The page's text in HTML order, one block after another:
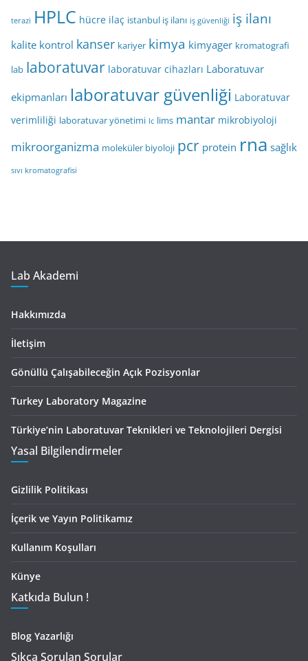
terazi HPLC hücre ilaç istanbul iş ilanı iş güvenliği iş ilanı
kalite kontrol kanser kariyer kimya kimyager kromatografi
lab laboratuvar laboratuvar cihazları Laboratuvar
ekipmanları laboratuvar güvenliği Laboratuvar
verimliliği laboratuvar yönetimi lc lims mantar mikrobiyoloji
mikroorganizma moleküler biyoloji pcr protein rna sağlık
sıvı kromatografisi
Lab Akademi
Hakkımızda
İletişim
Gönüllü Çalışabileceğin Açık Pozisyonlar
Turkey Laboratory Magazine
Türkiye’nin Laboratuvar Teknikleri ve Teknolojileri Dergisi
Yasal Bilgilendirmeler
Gizlilik Politikası
İçerik ve Yayın Politikamız
Kullanım Koşulları
Künye
Katkıda Bulun !
Blog Yazarlığı
Sıkça Sorulan Sorular